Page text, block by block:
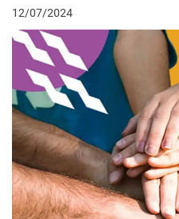
12/07/2024